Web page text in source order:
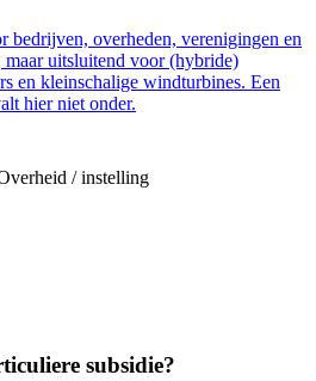
bedrijven, overheden, verenigingen en
uitsluitend voor (hybride)
en kleinschalige windturbines. Een
hier niet onder.
/ instelling
subsidie?